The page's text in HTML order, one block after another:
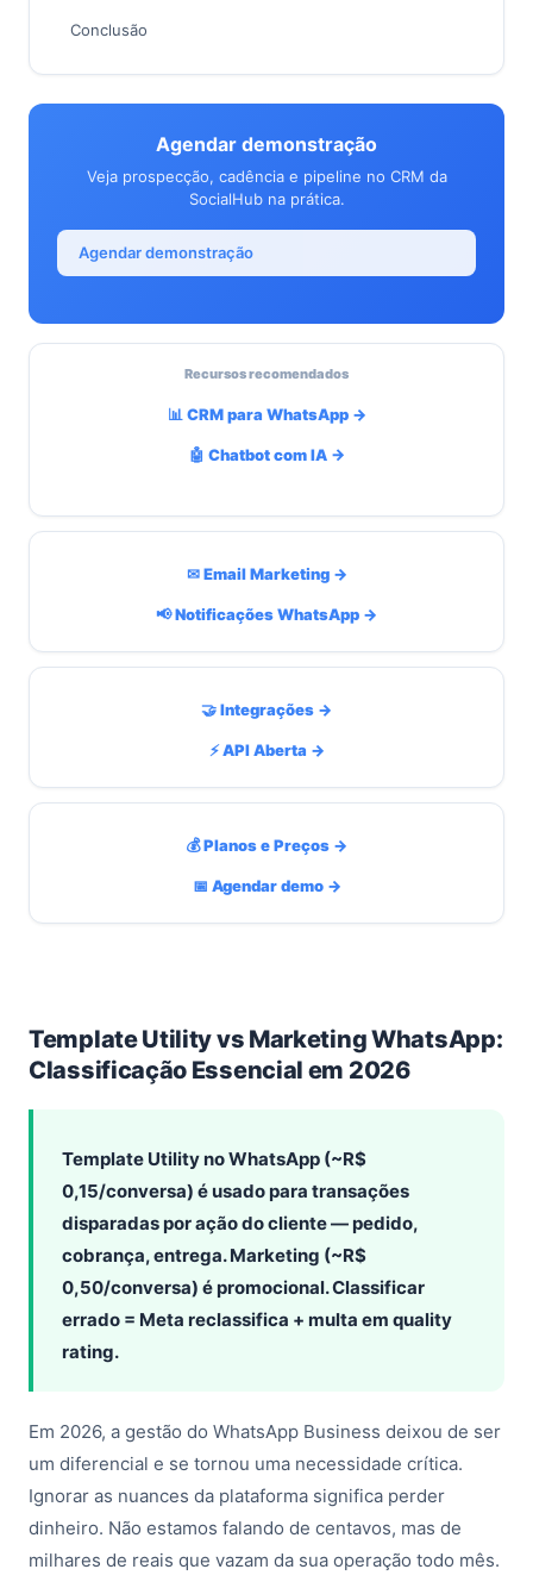
Template Utility vs Marketing WhatsApp:
Classificação Essencial em 2026
Template Utility no WhatsApp (~R$
0,15/conversa) é usado para transações
disparadas por ação do cliente — pedido,
cobrança, entrega. Marketing (~R$
0,50/conversa) é promocional. Classificar
errado = Meta reclassifica + multa em quality
rating.
Em 2026, a gestão do WhatsApp Business deixou de ser
um diferencial e se tornou uma necessidade crítica.
Ignorar as nuances da plataforma significa perder
dinheiro. Não estamos falando de centavos, mas de
milhares de reais que vazam da sua operação todo mês.
Conclusão
Agendar demonstração
Veja prospecção, cadência e pipeline no CRM da
SocialHub na prática.
Agendar demonstração
Recursos recomendados
📊 CRM para WhatsApp →
🤖 Chatbot com IA →
✉ Email Marketing →
📢 Notificações WhatsApp →
🤝 Integrações →
⚡ API Aberta →
💰 Planos e Preços →
📅 Agendar demo →